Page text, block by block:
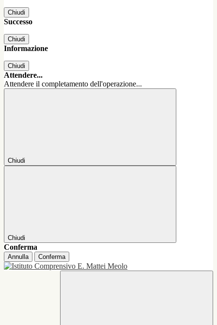
Chiudi
Successo
Chiudi
Informazione
Chiudi
Attendere...
Attendere il completamento dell'operazione...
Chiudi
Chiudi
Conferma
Annulla Conferma